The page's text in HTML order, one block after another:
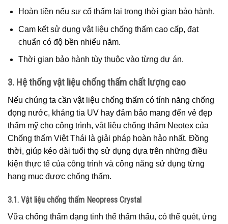
Hoàn tiền nếu sự cố thấm lại trong thời gian bảo hành.
Cam kết sử dụng vật liệu chống thấm cao cấp, đạt
chuẩn có độ bền nhiểu năm.
Thời gian bảo hành tùy thuộc vào từng dự án.
3. Hệ thống vật liệu chống thấm chất lượng cao
Nếu chúng ta cần vật liệu chống thấm có tính năng chống
đọng nước, kháng tia UV hay đảm bảo mang đến vẻ đẹp
thẩm mỹ cho công trình, vật liệu chống thấm Neotex của
Chống thấm Việt Thái là giải pháp hoàn hảo nhất. Đồng
thời, giúp kéo dài tuổi thọ sử dụng dựa trên những điều
kiện thực tế của công trình và công năng sử dụng từng
hạng mục được chống thấm.
3.1. Vật liệu chống thấm Neopress Crystal
Vữa chống thấm dạng tinh thể thẩm thấu, có thể quét, ứng